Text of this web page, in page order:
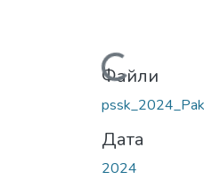
Вантажиться...
Файли
Дата
2024